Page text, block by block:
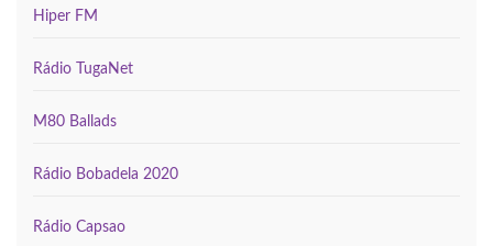
Hiper FM
Rádio TugaNet
M80 Ballads
Rádio Bobadela 2020
Rádio Capsao